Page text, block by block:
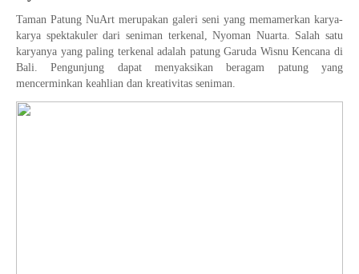
Taman Patung NuArt merupakan galeri seni yang memamerkan karya-
karya spektakuler dari seniman terkenal, Nyoman Nuarta. Salah satu
karyanya yang paling terkenal adalah patung Garuda Wisnu Kencana di
Bali. Pengunjung dapat menyaksikan beragam patung yang
mencerminkan keahlian dan kreativitas seniman.